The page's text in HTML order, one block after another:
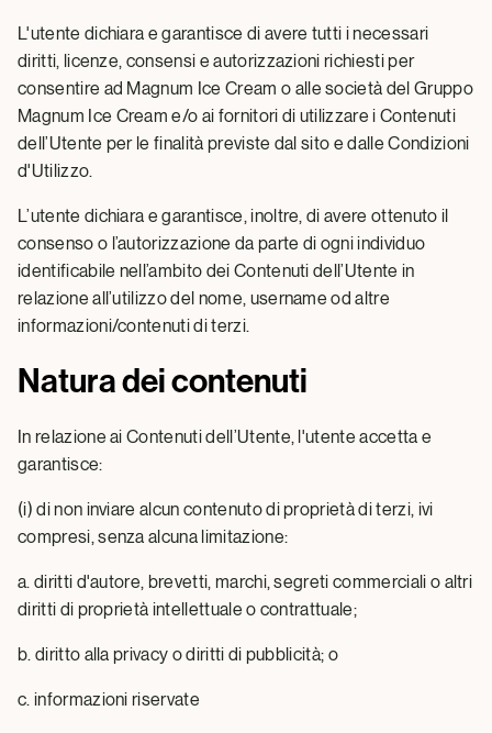
L'utente dichiara e garantisce di avere tutti i necessari
diritti, licenze, consensi e autorizzazioni richiesti per
consentire ad Magnum Ice Cream o alle società del Gruppo
Magnum Ice Cream e/o ai fornitori di utilizzare i Contenuti
dell’Utente per le finalità previste dal sito e dalle Condizioni
d'Utilizzo.
L’utente dichiara e garantisce, inoltre, di avere ottenuto il
consenso o l’autorizzazione da parte di ogni individuo
identificabile nell’ambito dei Contenuti dell’Utente in
relazione all’utilizzo del nome, username od altre
informazioni/contenuti di terzi.
Natura dei contenuti
In relazione ai Contenuti dell’Utente, l'utente accetta e
garantisce:
(i) di non inviare alcun contenuto di proprietà di terzi, ivi
compresi, senza alcuna limitazione:
a. diritti d'autore, brevetti, marchi, segreti commerciali o altri
diritti di proprietà intellettuale o contrattuale;
b. diritto alla privacy o diritti di pubblicità; o
c. informazioni riservate